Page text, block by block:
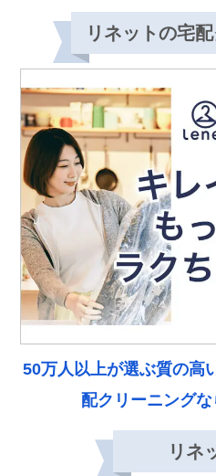
リネットの宅
50万人以上が選ぶ質の高
配クリーニングな
リネ